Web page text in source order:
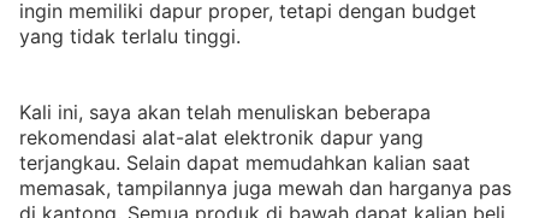
ingin memiliki dapur proper, tetapi dengan budget
yang tidak terlalu tinggi.
Kali ini, saya akan telah menuliskan beberapa
rekomendasi alat-alat elektronik dapur yang
terjangkau. Selain dapat memudahkan kalian saat
memasak, tampilannya juga mewah dan harganya pas
di kantong. Semua produk di bawah dapat kalian beli